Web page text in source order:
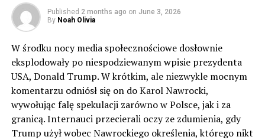
Published 2 months ago on June 3, 2026
By Noah Olivia
W środku nocy media społecznościowe dosłownie
eksplodowały po niespodziewanym wpisie prezydenta
USA, Donald Trump. W krótkim, ale niezwykle mocnym
komentarzu odniósł się on do Karol Nawrocki,
wywołując falę spekulacji zarówno w Polsce, jak i za
granicą. Internauci przecierali oczy ze zdumienia, gdy
Trump użył wobec Nawrockiego określenia, którego nikt